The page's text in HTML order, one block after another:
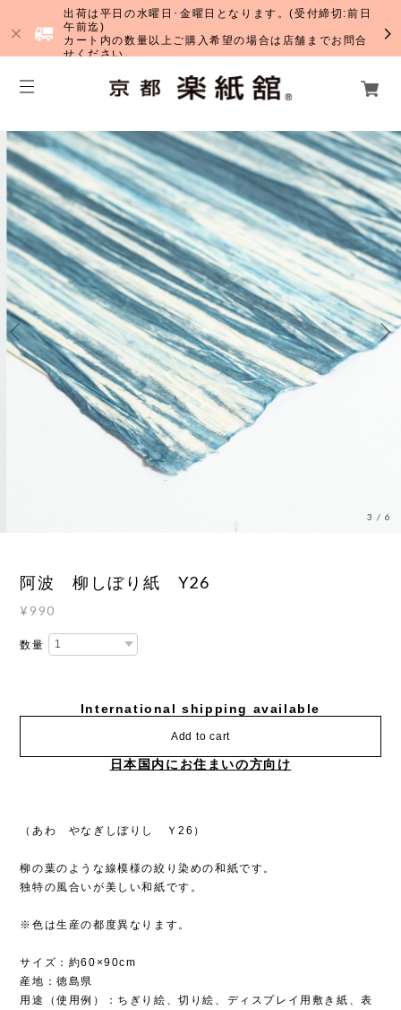
出荷は平日の水曜日･金曜日となります。(受付締切:前日
午前迄)
カート内の数量以上ご購入希望の場合は店舗までお問合
せください。
3 /6
阿波 柳しぼり紙 Y26
¥990
数量
International shipping available
Add to cart
日本国内にお住まいの方向け
（あわ やなぎしぼりし Ｙ26）
柳の葉のような線模様の絞り染めの和紙です。
独特の風合いが美しい和紙です。
※色は生産の都度異なります。
サイズ：約60×90cm
産地：徳島県
用途（使用例）：ちぎり絵、切り絵、ディスプレイ用敷き紙、表